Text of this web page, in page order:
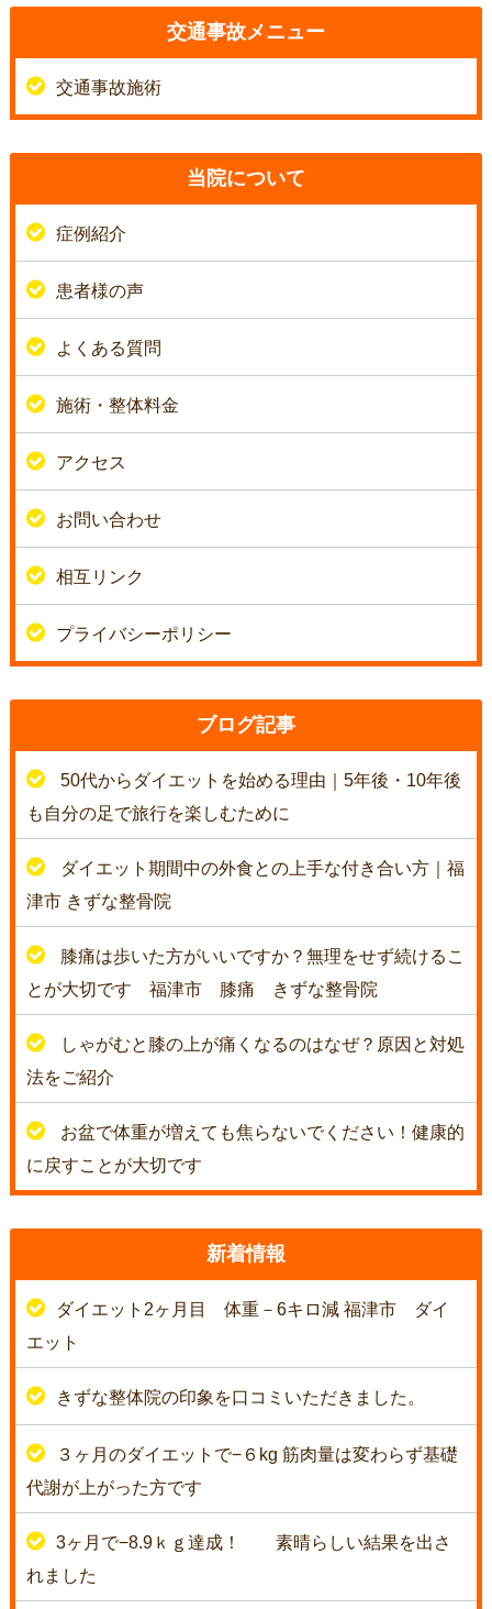
交通事故メニュー
交通事故施術
当院について
症例紹介
患者様の声
よくある質問
施術・整体料金
アクセス
お問い合わせ
相互リンク
プライバシーポリシー
ブログ記事
50代からダイエットを始める理由｜5年後・10年後
も自分の足で旅行を楽しむために
ダイエット期間中の外食との上手な付き合い方｜福
津市 きずな整骨院
膝痛は歩いた方がいいですか？無理をせず続けるこ
とが大切です 福津市 膝痛 きずな整骨院
しゃがむと膝の上が痛くなるのはなぜ？原因と対処
法をご紹介
お盆で体重が増えても焦らないでください！健康的
に戻すことが大切です
新着情報
ダイエット2ヶ月目 体重－6キロ減 福津市 ダイ
エット
きずな整体院の印象を口コミいただきました。
３ヶ月のダイエットで−６kg 筋肉量は変わらず基礎
代謝が上がった方です
3ヶ月で−8.9ｋｇ達成！
素晴らしい結果を出さ
れました